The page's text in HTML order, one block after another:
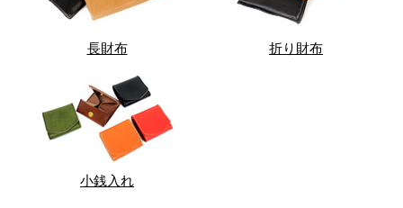
長財布 折り財布
小銭入れ